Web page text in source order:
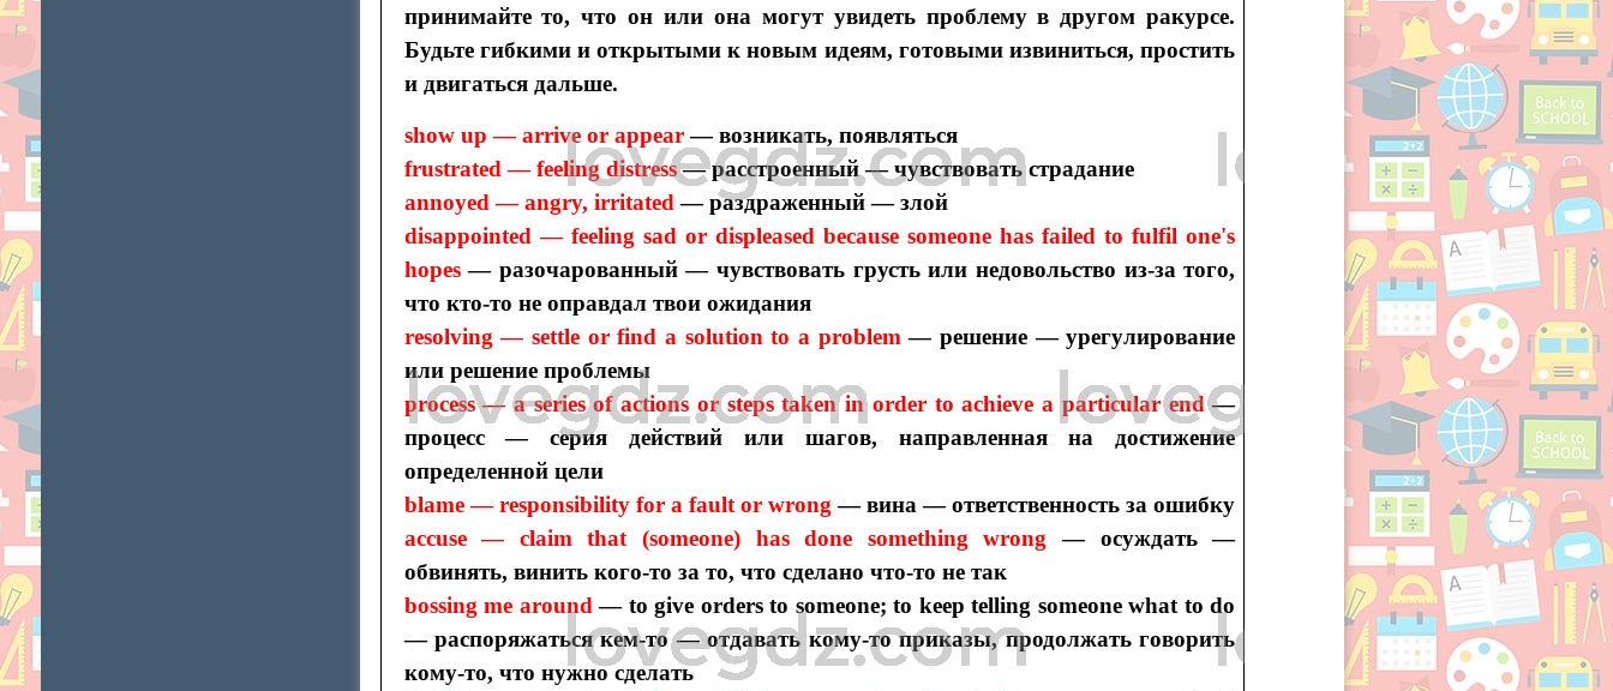
принимайте то, что он или она могут увидеть проблему в другом ракурсе.
Будьте гибкими и открытыми к новым идеям, готовыми извиниться, простить
и двигаться дальше.
show up — arrive or appear— возникать, появляться
frustrated — feeling distress— расстроенный — чувствовать страдание
annoyed — angry, irritated — раздраженный — злой
disappointed — feeling sad or displeased because someone has failed to fulfil one's
hopes— разочарованный — чувствовать грусть или недовольство из-за того,
что кто-то не оправдал твои ожидания
resolving — settle or find a solution to a problem — решение — урегулирование
или решение проблемы
process — a series of actions or steps taken in order to achieve a particular end—
процесс — серия действий или шагов, направленная на достижение
определенной цели
blame — responsibility for a fault or wrong— вина — ответственность за ошибку
accuse — claim that (someone) has done something wrong— осуждать —
обвинять, винить кого-то за то, что сделано что-то не так
bossing me around — to give orders to someone; to keep telling someone what to do
— распоряжаться кем-то — отдавать кому-то приказы, продолжать говорить
кому-то, что нужно сделать